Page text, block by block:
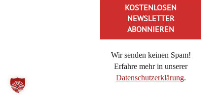
Wir senden keinen Spam!
Erfahre mehr in unserer
Datenschutzerklärung.
Direkt bei BoD kaufen